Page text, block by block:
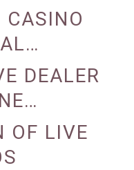
CASINO
DEALER
OF LIVE